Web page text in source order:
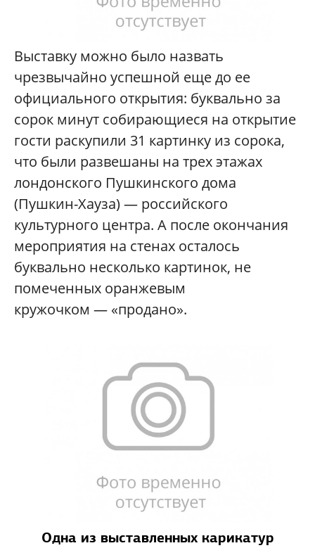
Выставку можно было назвать
чрезвычайно успешной еще до ее
официального открытия: буквально за
сорок минут собирающиеся на открытие
гости раскупили 31 картинку из сорока,
что были развешаны на трех этажах
лондонского Пушкинского дома
(Пушкин-Хауза) — российского
культурного центра. А после окончания
мероприятия на стенах осталось
буквально несколько картинок, не
помеченных оранжевым
кружочком — «продано».
Одна из выставленных карикатур